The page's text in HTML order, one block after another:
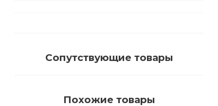
Сопутствующие товары
Похожие товары